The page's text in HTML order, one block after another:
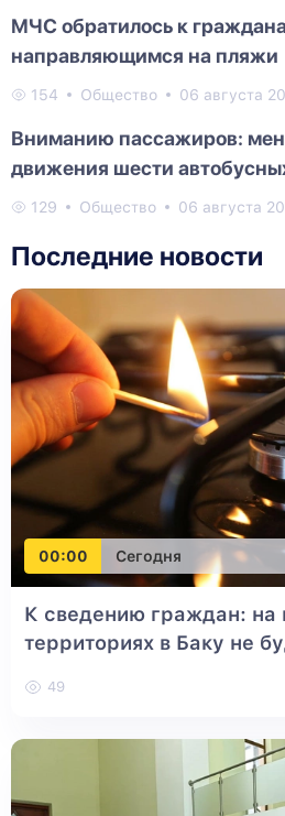
МЧС обратилось к
направляющимся на пляжи
154 Общество 06 августа
Вниманию пассажиров:
движения шести
129 Общество 06 августа
Последние новости
00:00 Сегодня
К сведению граждан: на
территориях в Баку не
49